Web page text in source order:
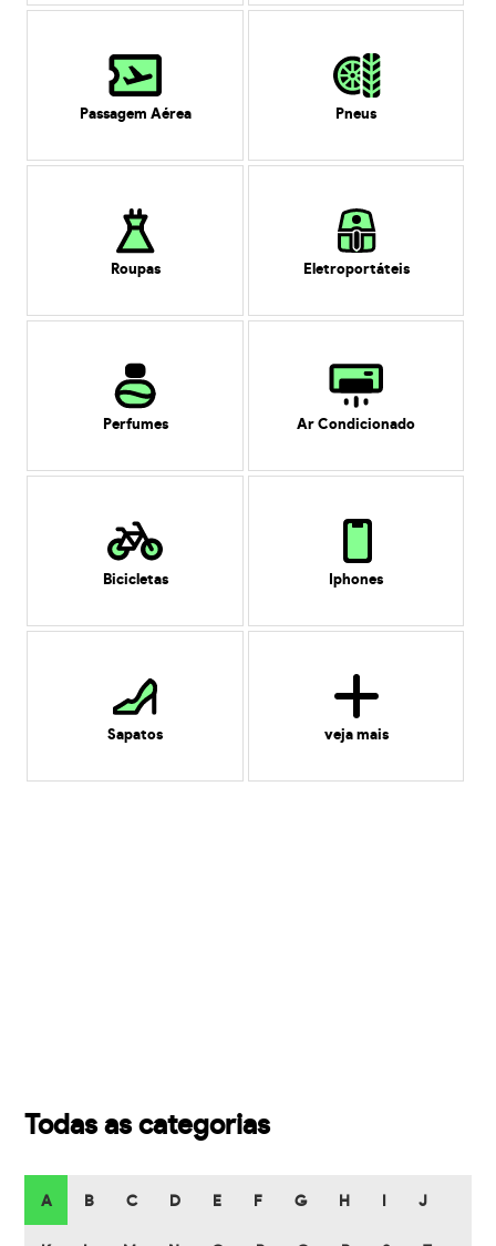
Passagem Aérea Pneus
Roupas Eletroportáteis
Perfumes Ar Condicionado
Bicicletas Iphones
Sapatos veja mais
Todas as categorias
A B C D E F G H J